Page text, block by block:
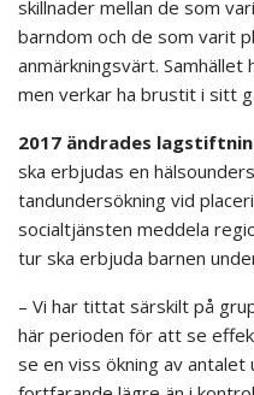
skillnader mellan de som
barndom och de som varit
anmärkningsvärt.
men verkar ha brustit i sitt
2017 ändrades
ska erbjudas en
tandundersökning vid
socialtjänsten meddela
tur ska erbjuda barnen
– Vi har tittat särskilt på
här perioden för att se
se en viss ökning av